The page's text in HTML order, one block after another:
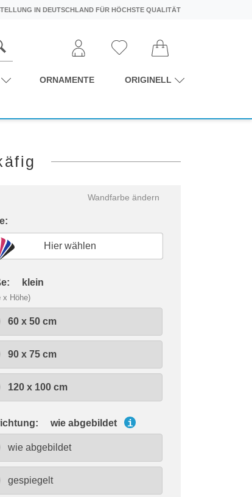
IN DEUTSCHLAND FÜR HÖCHSTE QUALITÄT
ORNAMENTE ORIGINELL
Wandfarbe ändern
Hier wählen
klein
x Höhe)
60 x 50 cm
90 x 75 cm
120 x 100 cm
wie abgebildet i
wie abgebildet
gespiegelt